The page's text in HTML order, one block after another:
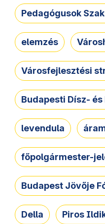
Pedagógusok
elemzés
Városfejlesztési
Budapesti Dísz-
levendula
főpolgármester-
Budapest Jövője
Della Piros